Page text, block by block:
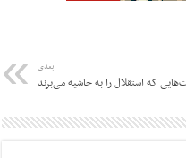
بعدی
که استقلال را به حاشیه می‌برند